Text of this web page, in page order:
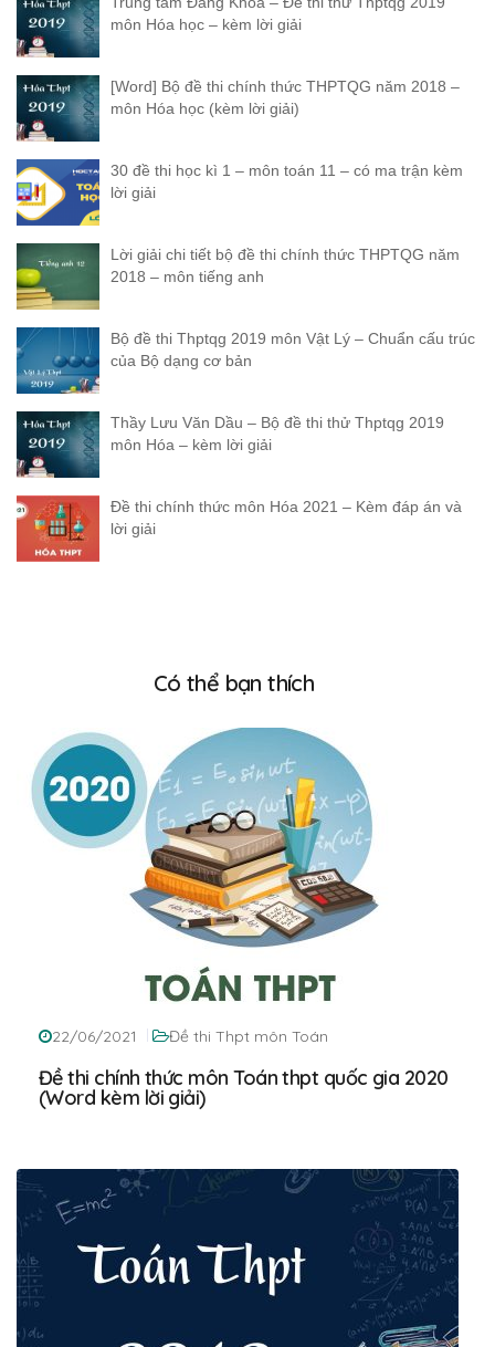
môn Hóa học – kèm lời giải
[Word] Bộ đề thi chính thức THPTQG năm 2018 –
môn Hóa học (kèm lời giải)
30 đề thi học kì 1 – môn toán 11 – có ma trận kèm
lời giải
Lời giải chi tiết bộ đề thi chính thức THPTQG năm
2018 – môn tiếng anh
Bộ đề thi Thptqg 2019 môn Vật Lý – Chuẩn cấu trúc
của Bộ dạng cơ bản
Thầy Lưu Văn Dầu – Bộ đề thi thử Thptqg 2019
môn Hóa – kèm lời giải
Đề thi chính thức môn Hóa 2021 – Kèm đáp án và
lời giải
Có thể bạn thích
22/06/2021 Đề thi Thpt môn Toán
Đề thi chính thức môn Toán thpt quốc gia 2020
(Word kèm lời giải)